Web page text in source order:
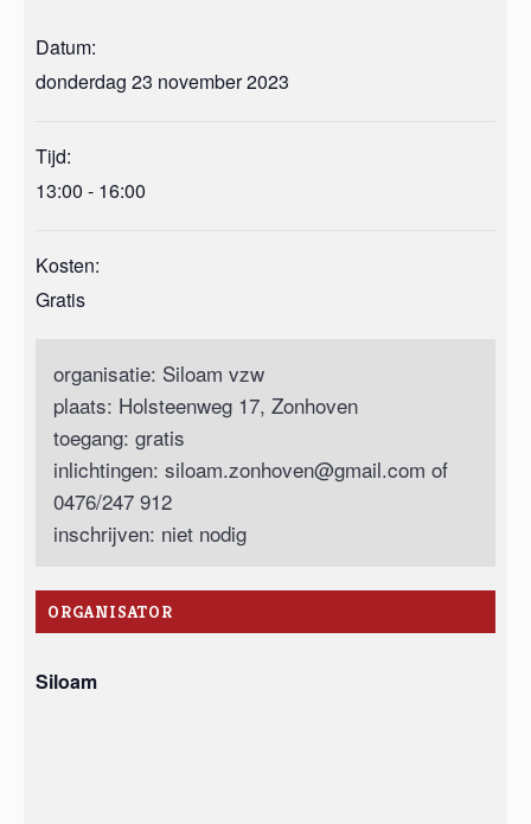
Datum:
donderdag 23 november 2023
Tijd:
13:00 - 16:00
Kosten:
Gratis
organisatie: Siloam vzw
plaats: Holsteenweg 17, Zonhoven
toegang: gratis
inlichtingen: siloam.zonhoven@gmail.com of
0476/247 912
inschrijven: niet nodig
ORGANISATOR
Siloam